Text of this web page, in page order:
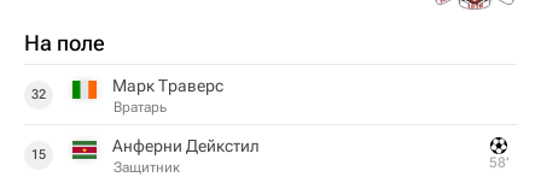
На поле
32 Марк Траверс
Вратарь
15 Анферни Дейкстил
Защитник 58‎’‎